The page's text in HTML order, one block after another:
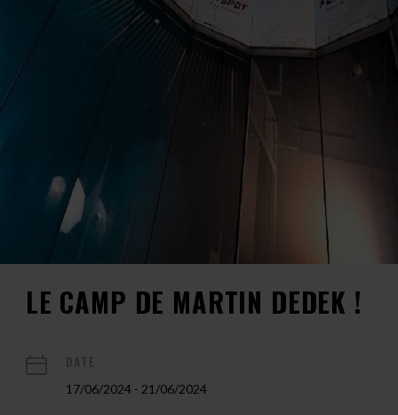
LE CAMP DE MARTIN DEDEK !
17/06/2024 - 21/06/2024